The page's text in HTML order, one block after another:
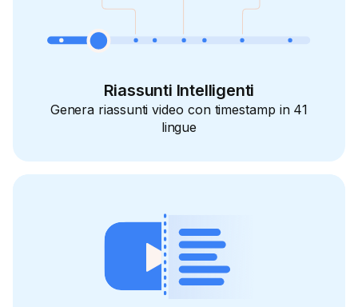
Riassunti Intelligenti
Genera riassunti video con timestamp in 41
lingue